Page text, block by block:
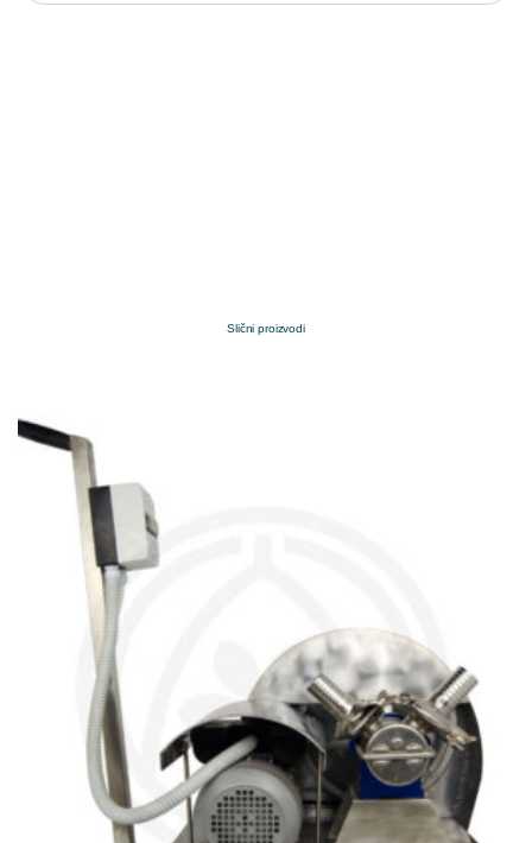
Slični proizvodi